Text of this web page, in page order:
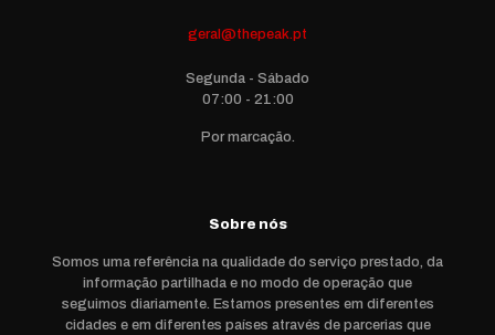
geral@thepeak.pt
Segunda - Sábado
07:00 - 21:00
Por marcação.
Sobre nós
Somos uma referência na qualidade do serviço prestado, da
informação partilhada e no modo de operação que
seguimos diariamente. Estamos presentes em diferentes
cidades e em diferentes países através de parcerias que